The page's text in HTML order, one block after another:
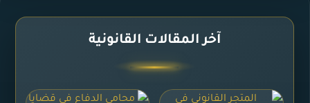
آخر المقالات القانونية